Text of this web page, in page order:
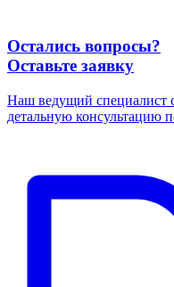
Остались вопросы?
Оставьте заявку
Наш ведущий специалист
детальную консультацию